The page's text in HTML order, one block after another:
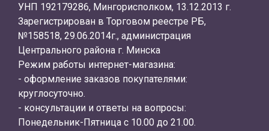
УНП 192179286, Мингорисполком, 13.12.2013 г.
Зарегистрирован в Торговом реестре РБ,
№158518, 29.06.2014г., администрация
Центрального района г. Минска
Режим работы интернет-магазина:
- оформление заказов покупателями:
круглосуточно.
- консультации и ответы на вопросы:
Понедельник-Пятница с 10.00 до 21.00.